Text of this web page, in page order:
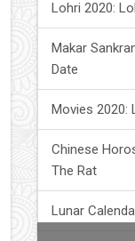
Lohri 2020:
Makar
Date
Movies 2020:
Chinese
The Rat
Lunar